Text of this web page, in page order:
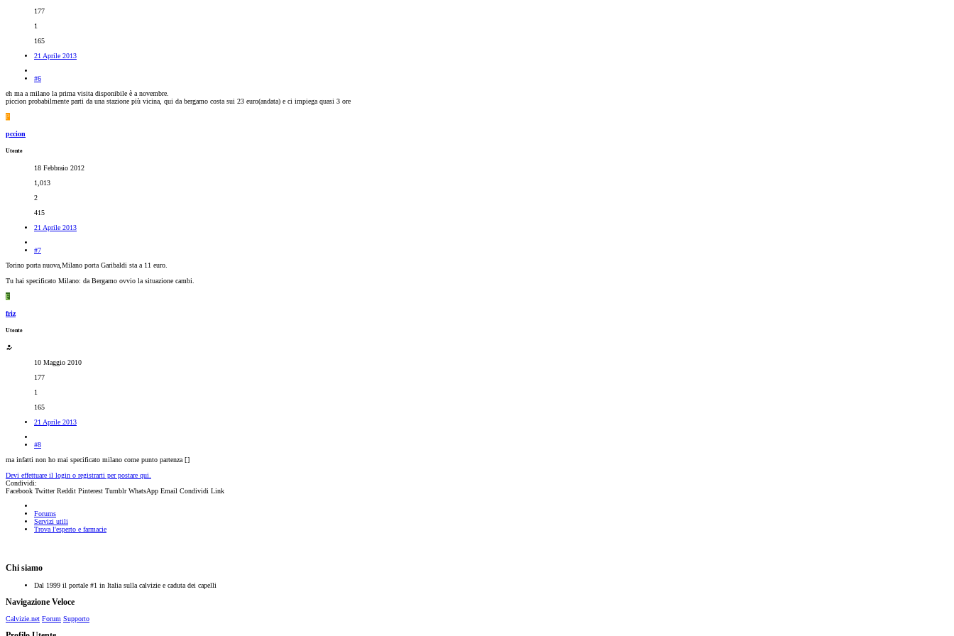
177
1
165
21 Aprile 2013
#6
eh ma a milano la prima visita disponibile è a novembre.
piccion probabilmente parti da una stazione più vicina, qui da bergamo costa sui 23 euro(andata) e ci impiega quasi 3 ore
P
pccion
Utente
18 Febbraio 2012
1,013
2
415
21 Aprile 2013
#7
Torino porta nuova,Milano porta Garibaldi sta a 11 euro.
Tu hai specificato Milano: da Bergamo ovvio la situazione cambi.
F
friz
Utente
10 Maggio 2010
177
1
165
21 Aprile 2013
#8
ma infatti non ho mai specificato milano come punto partenza []
Devi effettuare il login o registrarti per postare qui.
Condividi:
Facebook Twitter Reddit Pinterest Tumblr WhatsApp Email Condividi Link
Forums
Servizi utili
Trova l'esperto e farmacie
Chi siamo
Dal 1999 il portale #1 in Italia sulla calvizie e caduta dei capelli
Navigazione Veloce
Calvizie.net Forum Supporto